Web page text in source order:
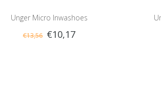
Unger Micro Inwashoes
€13,56 €10,17